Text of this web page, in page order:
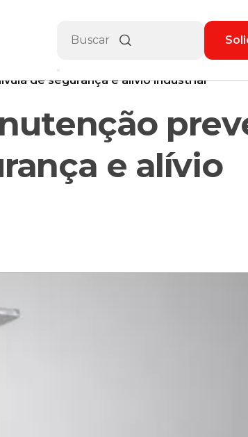
de segurança e alívio industrial
e alívio